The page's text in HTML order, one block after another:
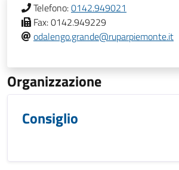
Telefono:0142.949021
Fax:0142.949229
odalengo.grande@ruparpiemonte.it
Organizzazione
Consiglio